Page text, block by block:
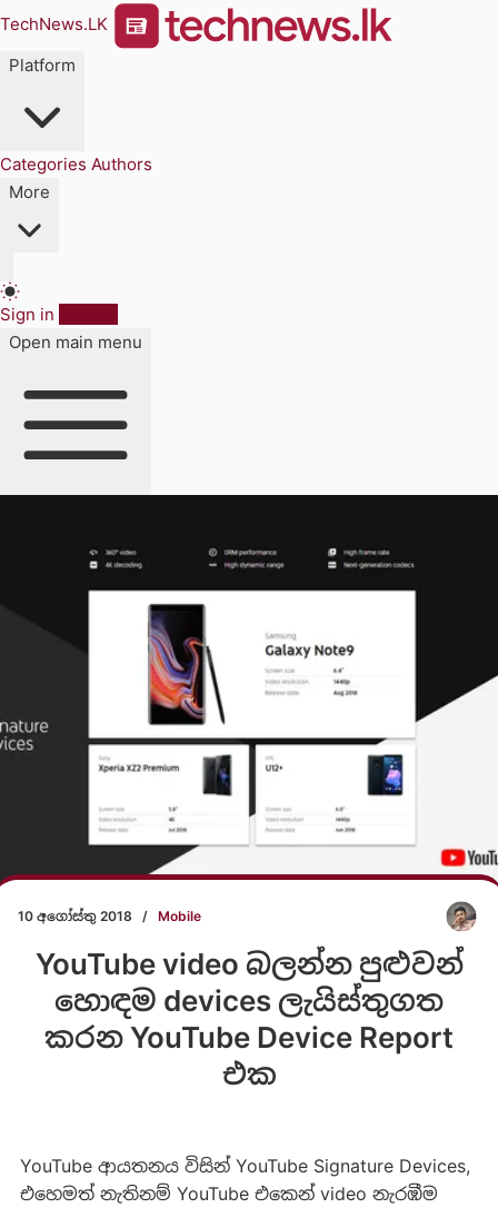
TechNews.LK
Platform
Categories Authors
More
Sign in
Open main menu
10 අගෝස්තු 2018 / Mobile
YouTube video බලන්න පුළුවන්
හොඳම devices ලැයිස්තුගත
කරන YouTube Device Report
එක
YouTube ආයතනය විසින් YouTube Signature Devices,
එහෙමත් නැතිනම් YouTube එකෙන් video නැරඹීම